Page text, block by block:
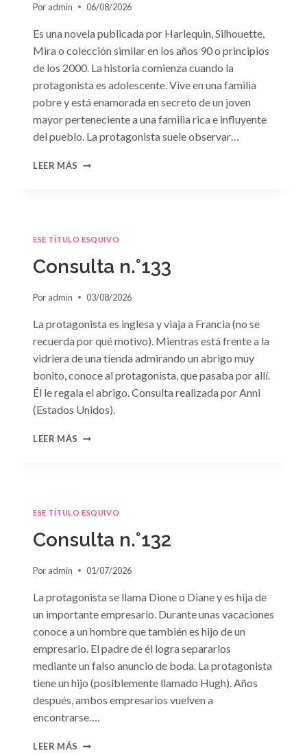
Por admin 06/08/2026
Es una novela publicada por Harlequin, Silhouette,
Mira o colección similar en los años 90 o principios
de los 2000. La historia comienza cuando la
protagonista es adolescente. Vive en una familia
pobre y está enamorada en secreto de un joven
mayor perteneciente a una familia rica e influyente
del pueblo. La protagonista suele observar…
LEER MÁS CONSULTA
ESE TÍTULO ESQUIVO
Consulta n.°133
Por admin 03/08/2026
La protagonista es inglesa y viaja a Francia (no se
recuerda por qué motivo). Mientras está frente a la
vidriera de una tienda admirando un abrigo muy
bonito, conoce al protagonista, que pasaba por allí.
Él le regala el abrigo. Consulta realizada por Anni
(Estados Unidos).
LEER MÁS CONSULTA
ESE TÍTULO ESQUIVO
Consulta n.°132
Por admin 01/07/2026
La protagonista se llama Dione o Diane y es hija de
un importante empresario. Durante unas vacaciones
conoce a un hombre que también es hijo de un
empresario. El padre de él logra separarlos
mediante un falso anuncio de boda. La protagonista
tiene un hijo (posiblemente llamado Hugh). Años
después, ambos empresarios vuelven a
encontrarse….
LEER MÁS CONSULTA